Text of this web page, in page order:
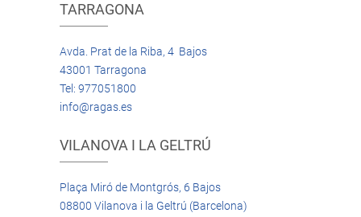
TARRAGONA
Avda. Prat de la Riba, 4 Bajos
43001 Tarragona
Tel: 977051800
info@ragas.es
VILANOVA I LA GELTRÚ
Plaça Miró de Montgrós, 6 Bajos
08800 Vilanova i la Geltrú (Barcelona)